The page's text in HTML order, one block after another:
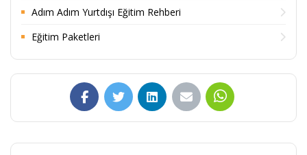
Adım Adım Yurtdışı Eğitim Rehberi
Eğitim Paketleri